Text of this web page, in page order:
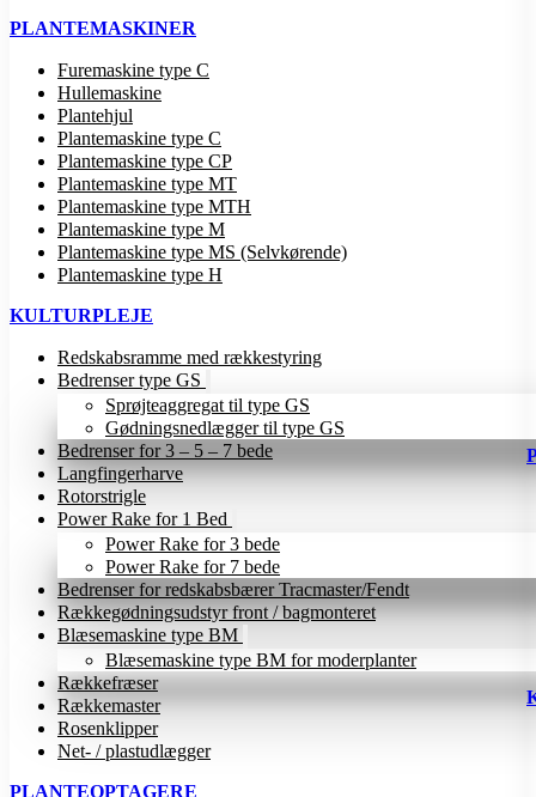
PLANTEMASKINER
Furemaskine type C
Hullemaskine
Plantehjul
Plantemaskine type C
Plantemaskine type CP
Plantemaskine type MT
Plantemaskine type MTH
Plantemaskine type M
Plantemaskine type MS (Selvkørende)
Plantemaskine type H
KULTURPLEJE
Redskabsramme med rækkestyring
Bedrenser type GS
Sprøjteaggregat til type GS
Gødningsnedlægger til type GS
Bedrenser for 3 – 5 – 7 bede
Langfingerharve
Rotorstrigle
Power Rake for 1 Bed
Power Rake for 3 bede
Power Rake for 7 bede
Bedrenser for redskabsbærer Tracmaster/Fendt
Rækkegødningsudstyr front / bagmonteret
Blæsemaskine type BM
Blæsemaskine type BM for moderplanter
Rækkefræser
Rækkemaster
Rosenklipper
Net- / plastudlægger
PLANTEOPTAGERE